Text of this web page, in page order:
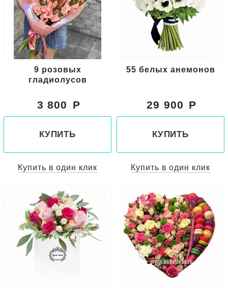
9 розовых
гладиолусов
3 800
КУПИТЬ
Купить в один клик
55 белых анемонов
29 900
КУПИТЬ
Купить в один клик